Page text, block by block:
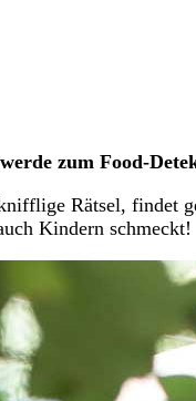
zum Food-
Rätsel, findet
Kindern schmeckt!